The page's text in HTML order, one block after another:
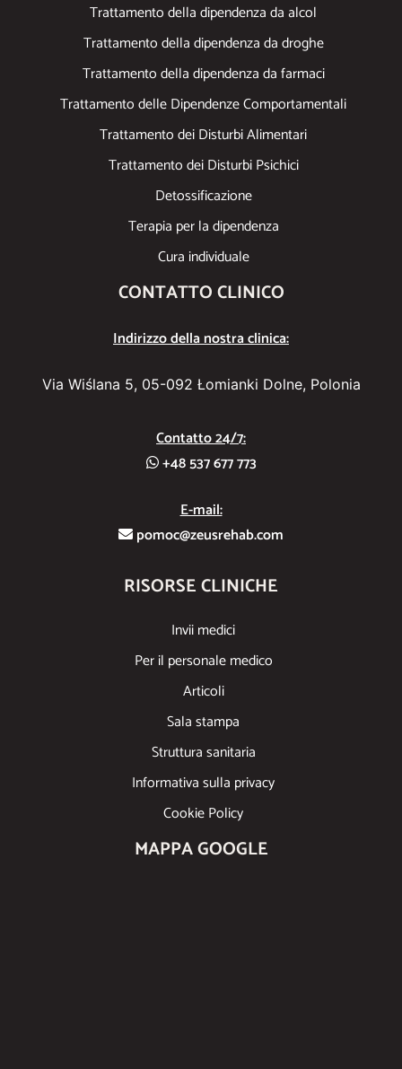
Trattamento della dipendenza da alcol
Trattamento della dipendenza da droghe
Trattamento della dipendenza da farmaci
Trattamento delle Dipendenze Comportamentali
Trattamento dei Disturbi Alimentari
Trattamento dei Disturbi Psichici
Detossificazione
Terapia per la dipendenza
Cura individuale
CONTATTO CLINICO
Indirizzo della nostra clinica:
Via Wiślana 5, 05-092 Łomianki Dolne, Polonia
Contatto 24/7:
+48 537 677 773
E-mail:
pomoc@zeusrehab.com
RISORSE CLINICHE
Invii medici
Per il personale medico
Articoli
Sala stampa
Struttura sanitaria
Informativa sulla privacy
Cookie Policy
MAPPA GOOGLE